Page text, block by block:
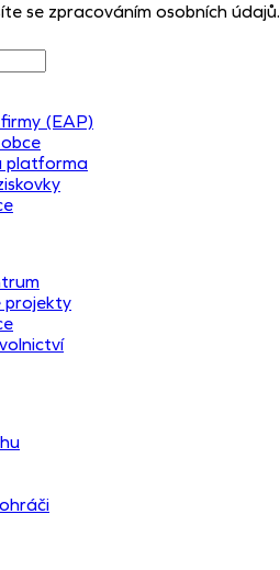
se zpracováním osobních údajů.
(EAP)
platforma
projekty